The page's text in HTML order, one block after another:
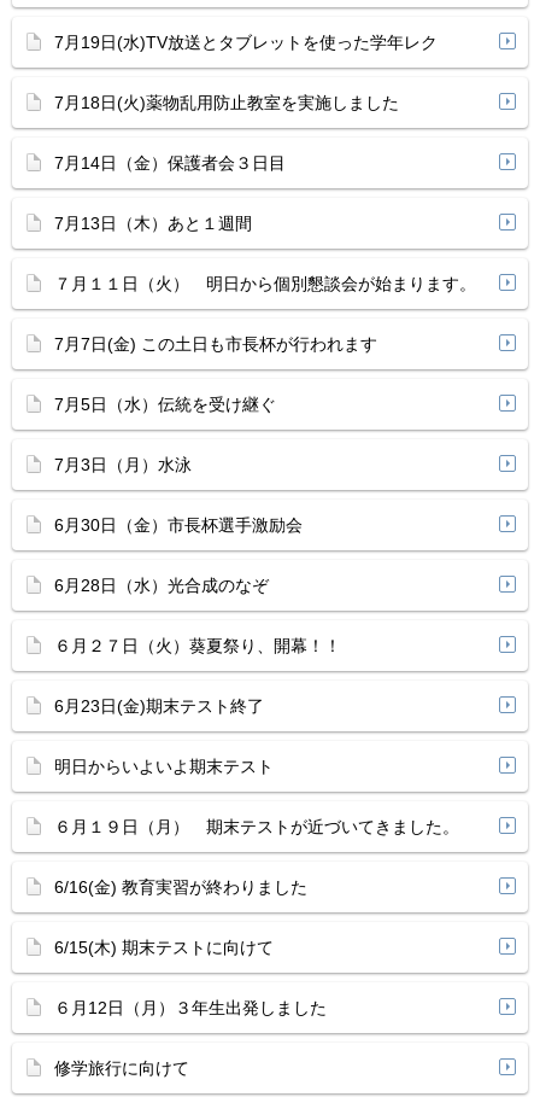
7月19日(水)TV放送とタブレットを使った学年レク
7月18日(火)薬物乱用防止教室を実施しました
7月14日（金）保護者会３日目
7月13日（木）あと１週間
７月１１日（火） 明日から個別懇談会が始まります。
7月7日(金) この土日も市長杯が行われます
7月5日（水）伝統を受け継ぐ
7月3日（月）水泳
6月30日（金）市長杯選手激励会
6月28日（水）光合成のなぞ
６月２７日（火）葵夏祭り、開幕！！
6月23日(金)期末テスト終了
明日からいよいよ期末テスト
６月１９日（月） 期末テストが近づいてきました。
6/16(金) 教育実習が終わりました
6/15(木) 期末テストに向けて
６月12日（月）３年生出発しました
修学旅行に向けて